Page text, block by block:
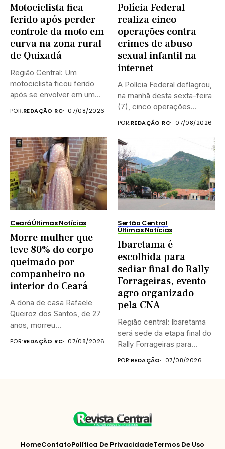
Motociclista fica
ferido após perder
controle da moto em
curva na zona rural
de Quixadá
Região Central: Um
motociclista ficou ferido
após se envolver em um
POR:REDAÇÃO RC 07/08/2026
Polícia Federal
realiza cinco
operações contra
crimes de abuso
sexual infantil na
internet
A Polícia Federal deflagrou,
na manhã desta sexta-feira
(7), cinco operações
POR:REDAÇÃO RC 07/08/2026
CearáÚltimas Notícias
Morre mulher que
teve 80% do corpo
queimado por
companheiro no
interior do Ceará
A dona de casa Rafaele
Queiroz dos Santos, de 27
anos, morreu...
POR:REDAÇÃO RC 07/08/2026
Sertão Central
Últimas Notícias
Ibaretama é
escolhida para
sediar final do Rally
Forrageiras, evento
agro organizado
pela CNA
Região central: Ibaretama
será sede da etapa final do
Rally Forrageiras para...
POR:REDAÇÃO 07/08/2026
HomeContatoPolítica De PrivacidadeTermos De Uso